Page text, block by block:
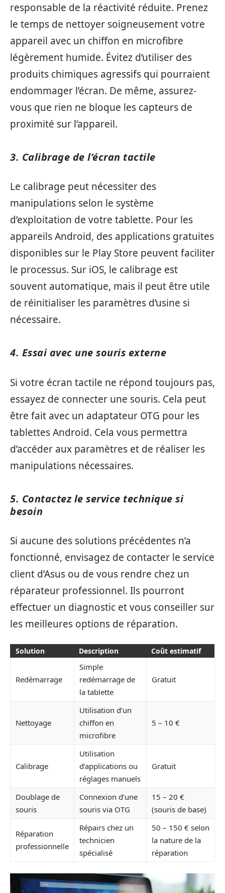
responsable de la réactivité réduite. Prenez
le temps de nettoyer soigneusement votre
appareil avec un chiffon en microfibre
légèrement humide. Évitez d’utiliser des
produits chimiques agressifs qui pourraient
endommager l’écran. De même, assurez-
vous que rien ne bloque les capteurs de
proximité sur l’appareil.
3. Calibrage de l’écran tactile
Le calibrage peut nécessiter des
manipulations selon le système
d’exploitation de votre tablette. Pour les
appareils Android, des applications gratuites
disponibles sur le Play Store peuvent faciliter
le processus. Sur iOS, le calibrage est
souvent automatique, mais il peut être utile
de réinitialiser les paramètres d’usine si
nécessaire.
4. Essai avec une souris externe
Si votre écran tactile ne répond toujours pas,
essayez de connecter une souris. Cela peut
être fait avec un adaptateur OTG pour les
tablettes Android. Cela vous permettra
d’accéder aux paramètres et de réaliser les
manipulations nécessaires.
5. Contactez le service technique si
besoin
Si aucune des solutions précédentes n’a
fonctionné, envisagez de contacter le service
client d’Asus ou de vous rendre chez un
réparateur professionnel. Ils pourront
effectuer un diagnostic et vous conseiller sur
les meilleures options de réparation.
Solution Description Coût estimatif
Redémarrage
Simple
redémarrage de
la tablette
Gratuit
Nettoyage
Utilisation d’un
chiffon en
microfibre
5 – 10 €
Calibrage
Utilisation
d’applications ou
réglages manuels
Gratuit
Doublage de
souris
Connexion d’une
souris via OTG
15 – 20 €
(souris de base)
Réparation
professionnelle
Répairs chez un
technicien
spécialisé
50 – 150 € selon
la nature de la
réparation